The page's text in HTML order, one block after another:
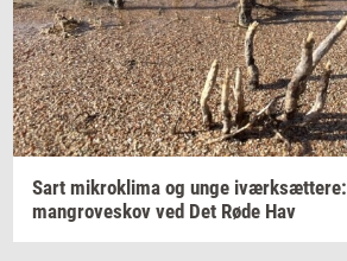
Sart mi­krokli­ma og unge iværk­sæt­te­re:
man­grove­skov ved Det Røde Hav